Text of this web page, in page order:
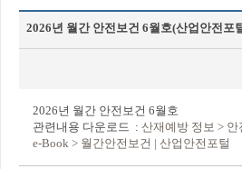
2026년 월간 안전보건 6월호(산업안전포
2026년 월간 안전보건 6월호
관련내용 다운로드 : 산재예방 정보 >
e-Book > 월간안전보건 | 산업안전포털